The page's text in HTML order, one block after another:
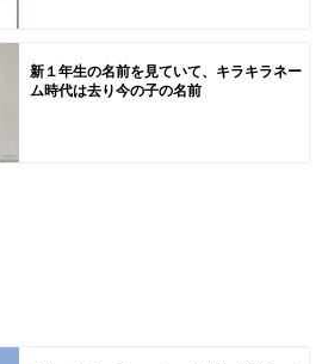
新１年生の名前を見ていて、キラキラネー
ム時代は去り今の子の名前